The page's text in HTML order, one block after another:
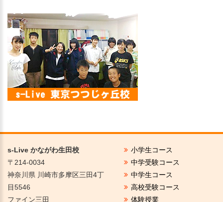
s-Live かながわ生田校
〒214-0034
神奈川県 川崎市多摩区三田4丁
目5546
ファイン三田
小学生コース
中学受験コース
中学生コース
高校受験コース
体験授業